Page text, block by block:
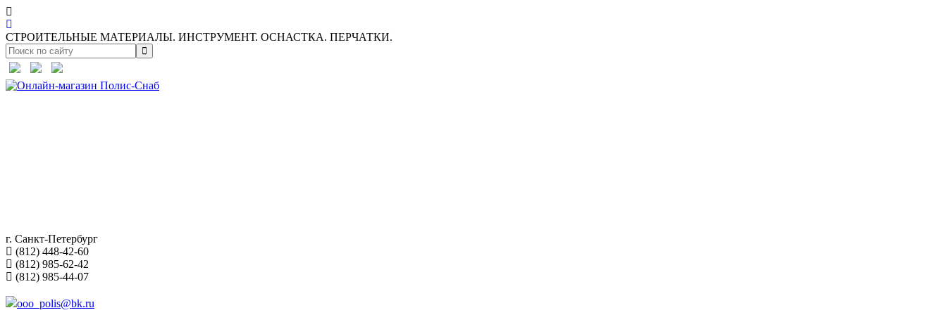
СТРОИТЕЛЬНЫЕ МАТЕРИАЛЫ. ИНСТРУМЕНТ. ОСНАСТКА. ПЕРЧАТКИ.
г. Санкт-Петербург
(812) 448-42-60
(812) 985-62-42
(812) 985-44-07
ooo_polis@bk.ru